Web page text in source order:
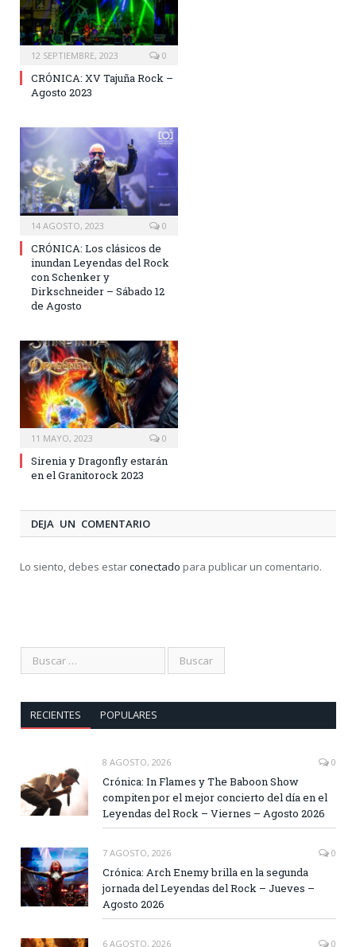
12 SEPTIEMBRE, 2023 0
CRÓNICA: XV Tajuña Rock –
Agosto 2023
14 AGOSTO, 2023 0
CRÓNICA: Los clásicos de
inundan Leyendas del Rock
con Schenker y
Dirkschneider – Sábado 12
de Agosto
11 MAYO, 2023 0
Sirenia y Dragonfly estarán
en el Granitorock 2023
DEJA UN COMENTARIO
Lo siento, debes estarconectado para publicar un comentario.
RECIENTES POPULARES
8 AGOSTO, 2026 0
Crónica: In Flames y The Baboon Show
compiten por el mejor concierto del día en el
Leyendas del Rock – Viernes – Agosto 2026
7 AGOSTO, 2026 0
Crónica: Arch Enemy brilla en la segunda
jornada del Leyendas del Rock – Jueves –
Agosto 2026
6 AGOSTO, 2026 0